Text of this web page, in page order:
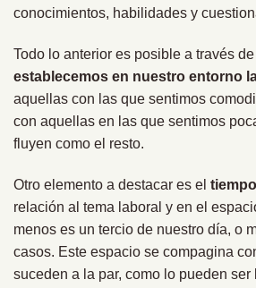
conocimientos, habilidades y
Todo lo anterior es posible a través
establecemos en nuestro entorno
aquellas con las que sentimos
con aquellas en las que sentimos
fluyen como el resto.
Otro elemento a destacar es el tiempo
relación al tema laboral y en el
menos es un tercio de nuestro día, o
casos. Este espacio se compagina
suceden a la par, como lo pueden